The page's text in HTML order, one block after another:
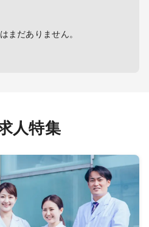
まだありません。
人特集